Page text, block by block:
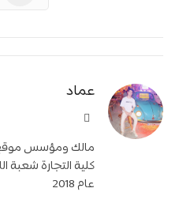
عماد
مالك ومؤسس موقع
كلية التجارة
عام 2018